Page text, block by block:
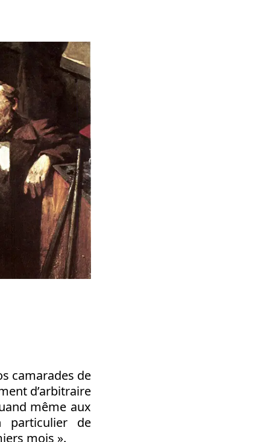
camarades de
d’arbitraire
même aux
particulier de
mois ».